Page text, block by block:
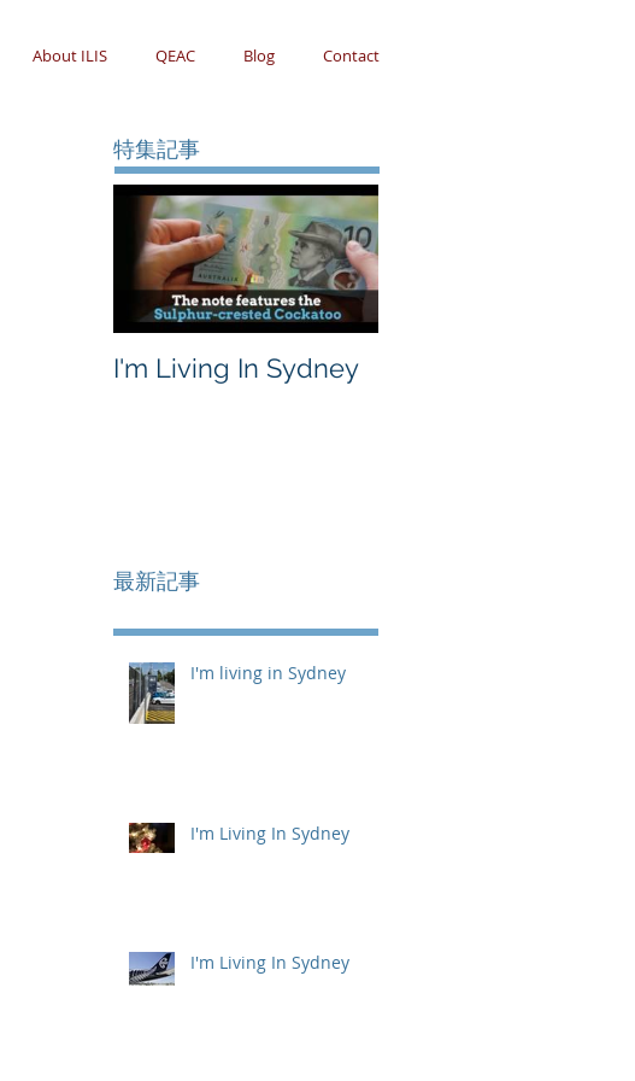
About ILIS QEAC Blog Contact
特集記事
I'm Living In Sydney
最新記事
I'm living in Sydney
I'm Living In Sydney
I'm Living In Sydney